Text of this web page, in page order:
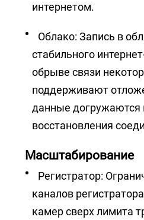
интернетом.
Облако: Запись в облако требует
стабильного
обрыве связи
поддерживают
данные догружаются
восстановления
Масштабирование
Регистратор: Ограничено числом
каналов
камер сверх лимита